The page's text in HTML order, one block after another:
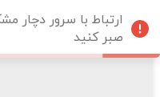
ارتباط با سرور دچار
صبر کنید